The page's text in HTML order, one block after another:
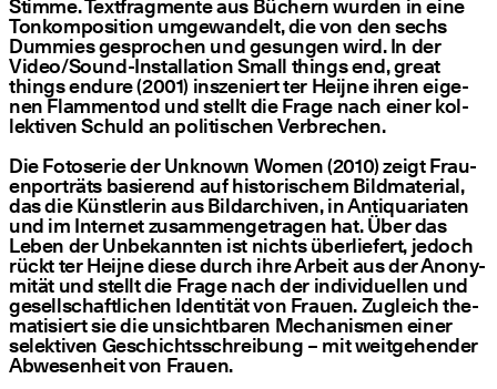
Stim­me. Text­frag­men­te aus Büchern wur­den in eine
Ton­kom­po­si­ti­on umge­wan­delt, die von den sechs
Dum­mies gespro­chen und gesun­gen wird. In der
Video/­Sound-Instal­la­ti­on Small things end, gre­at
things endu­re (2001) insze­niert ter Hei­j­ne ihren eige­
nen Flam­men­tod und stellt die Fra­ge nach einer kol­
lek­ti­ven Schuld an poli­ti­schen Verbrechen.
Die Foto­se­rie der Unknown Women (2010) zeigt Frau­
en­por­träts basie­rend auf his­to­ri­schem Bild­ma­te­ri­al,
das die Künst­le­rin aus Bild­ar­chi­ven, in Anti­qua­ria­ten
und im Inter­net zusam­men­ge­tra­gen hat. Über das
Leben der Unbe­kann­ten ist nichts über­lie­fert, jedoch
rückt ter Hei­j­ne die­se durch ihre Arbeit aus der Anony­
mi­tät und stellt die Fra­ge nach der indi­vi­du­el­len und
gesell­schaft­li­chen Iden­ti­tät von Frau­en. Zugleich the­
ma­ti­siert sie die unsicht­ba­ren Mecha­nis­men einer
selek­ti­ven Geschichts­schrei­bung – mit weit­ge­hen­der
Abwe­sen­heit von Frauen.